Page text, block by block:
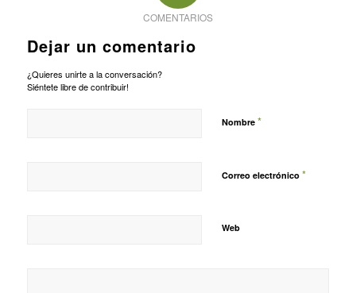
COMENTARIOS
Dejar un comentario
¿Quieres unirte a la conversación?
Siéntete libre de contribuir!
Nombre *
Correo electrónico *
Web